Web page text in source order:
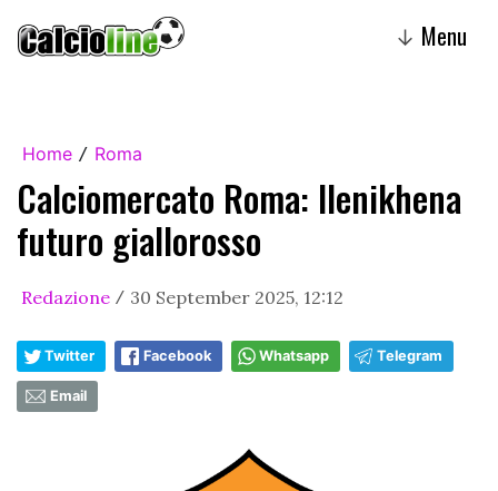
↓ Menu
Home / Roma
Calciomercato Roma: Ilenikhena
futuro giallorosso
Redazione / 30 September 2025, 12:12
Twitter Facebook Whatsapp Telegram
Email